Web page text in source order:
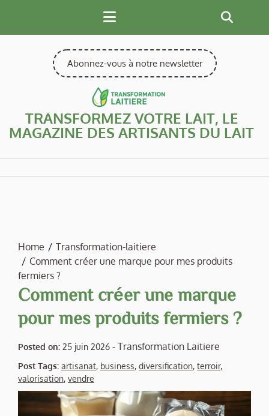
content
Abonnez-vous à notre newsletter
TRANSFORMEZ VOTRE LAIT, LE
MAGAZINE DES ARTISANTS DU LAIT
Home
Transformation-laitiere
Comment créer une marque pour mes produits
fermiers ?
Comment créer une marque
pour mes produits fermiers ?
Posted on: 25 juin 2026 - Transformation Laitiere
Post Tags: artisanat, business, diversification, terroir,
valorisation, vendre